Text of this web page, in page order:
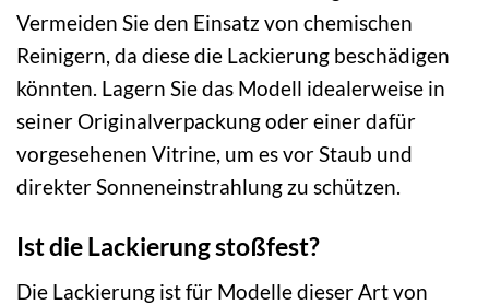
Vermeiden Sie den Einsatz von chemischen
Reinigern, da diese die Lackierung beschädigen
könnten. Lagern Sie das Modell idealerweise in
seiner Originalverpackung oder einer dafür
vorgesehenen Vitrine, um es vor Staub und
direkter Sonneneinstrahlung zu schützen.
Ist die Lackierung stoßfest?
Die Lackierung ist für Modelle dieser Art von